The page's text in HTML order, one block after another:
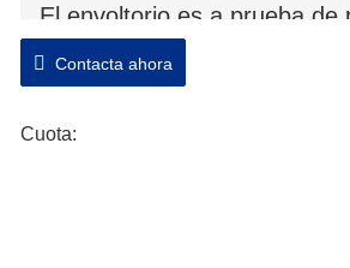
El envoltorio es a prueba de
prueba de humedad, menos
embalaje, mejora la
y reduce la pérdida de
Contacta ahora
Cuota: